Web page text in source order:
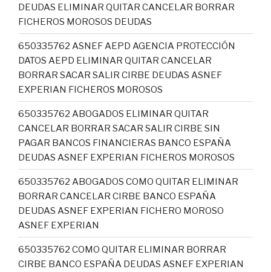
DEUDAS ELIMINAR QUITAR CANCELAR BORRAR
FICHEROS MOROSOS DEUDAS
650335762 ASNEF AEPD AGENCIA PROTECCIÓN
DATOS AEPD ELIMINAR QUITAR CANCELAR
BORRAR SACAR SALIR CIRBE DEUDAS ASNEF
EXPERIAN FICHEROS MOROSOS
650335762 ABOGADOS ELIMINAR QUITAR
CANCELAR BORRAR SACAR SALIR CIRBE SIN
PAGAR BANCOS FINANCIERAS BANCO ESPAÑA
DEUDAS ASNEF EXPERIAN FICHEROS MOROSOS
650335762 ABOGADOS COMO QUITAR ELIMINAR
BORRAR CANCELAR CIRBE BANCO ESPAÑA
DEUDAS ASNEF EXPERIAN FICHERO MOROSO
ASNEF EXPERIAN
650335762 COMO QUITAR ELIMINAR BORRAR
CIRBE BANCO ESPAÑA DEUDAS ASNEF EXPERIAN